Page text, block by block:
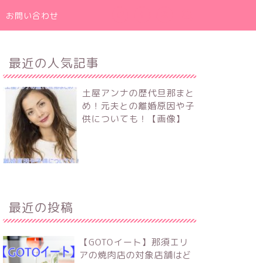
お問い合わせ
最近の人気記事
土屋アンナの歴代旦那まと
め！元夫との離婚原因や子
供についても！【画像】
最近の投稿
【GOTOイート】那須エリ
アの焼肉店の対象店舗はど